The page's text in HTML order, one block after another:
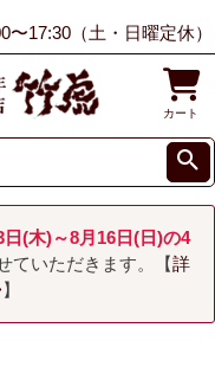
〜17:30（土・日曜定休）
カート
日(木)～8月16日(日)の4
ていただきます。【詳
】